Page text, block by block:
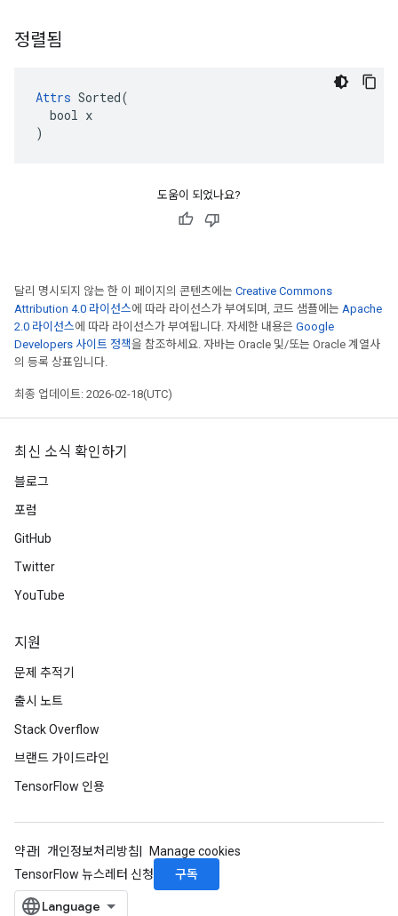
정렬됨
Attrs Sorted(
  bool x
)
도움이 되었나요?
달리 명시되지 않는 한 이 페이지의 콘텐츠에는 Creative Commons
Attribution 4.0 라이선스에 따라 라이선스가 부여되며, 코드 샘플에는 Apache
2.0 라이선스에 따라 라이선스가 부여됩니다. 자세한 내용은 Google
Developers 사이트 정책을 참조하세요. 자바는 Oracle 및/또는 Oracle 계열사
의 등록 상표입니다.
최종 업데이트: 2026-02-18(UTC)
최신 소식 확인하기
블로그
포럼
GitHub
Twitter
YouTube
지원
문제 추적기
출시 노트
Stack Overflow
브랜드 가이드라인
TensorFlow 인용
약관 개인정보처리방침
Manage cookies
TensorFlow 뉴스레터 신청
구독